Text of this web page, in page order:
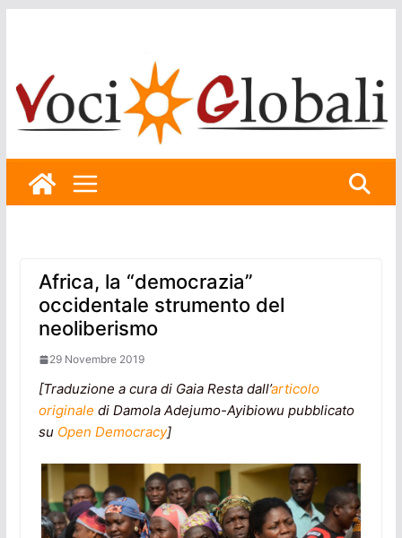
Africa, la “democrazia”
occidentale strumento del
neoliberismo
29 Novembre 2019
[Traduzione a cura di Gaia Resta dall’articolo
originale di Damola Adejumo-Ayibiowu pubblicato
su Open Democracy]